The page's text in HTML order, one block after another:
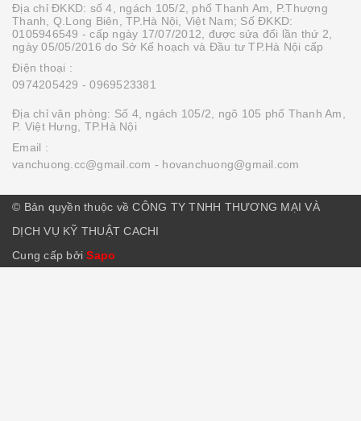
Địa chỉ ĐKKD: số 4, ngách 105/2, phố Thanh Am, P.Thượng
Thanh, Q.Long Biên, TP.Hà Nội, Việt Nam; Số ĐKKD:
0105946549 - cấp ngày 17/07/2012, được sửa đổi lần thứ 2,
ngày 05/05/2016 do Sở Kế hoạch và Đầu tư TP.Hà Nội cấp
Điện thoại :
0974205429 - 0969523381
Địa chỉ văn phòng: Số 4, ngách 105/2, ngõ 105 phố Thanh Am,
P. Việt Hưng, TP.Hà Nội
Email :
vanchuong.cc@gmail.com - hovanchuong@gmail.com
© Bản quyền thuộc về CÔNG TY TNHH THƯƠNG MẠI VÀ
DỊCH VỤ KỸ THUẬT CACHI
Cung cấp bởiSapo